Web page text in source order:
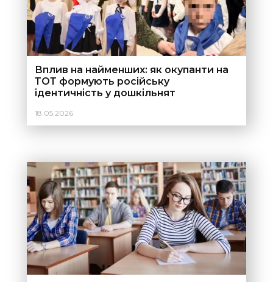
Вплив на найменших: як окупанти на
ТОТ формують російську
ідентичність у дошкільнят
18.05.2026